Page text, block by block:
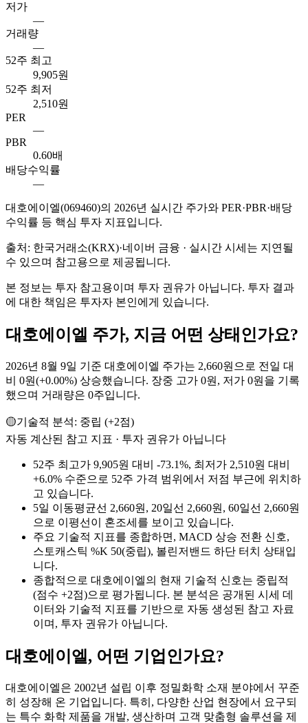
저가
—
거래량
—
52주 최고
9,905원
52주 최저
2,510원
PER
—
PBR
0.60배
배당수익률
—
대호에이엘(069460)의 2026년 실시간 주가와 PER·PBR·배당
수익률 등 핵심 투자 지표입니다.
출처: 한국거래소(KRX)·네이버 금융 · 실시간 시세는 지연될
수 있으며 참고용으로 제공됩니다.
본 정보는 투자 참고용이며 투자 권유가 아닙니다. 투자 결과
에 대한 책임은 투자자 본인에게 있습니다.
대호에이엘 주가, 지금 어떤 상태인가요?
2026년 8월 9일 기준 대호에이엘 주가는 2,660원으로 전일 대
비 0원(+0.00%) 상승했습니다. 장중 고가 0원, 저가 0원을 기록
했으며 거래량은 0주입니다.
🟡기술적 분석: 중립 (+2점)
자동 계산된 참고 지표 · 투자 권유가 아닙니다
52주 최고가 9,905원 대비 -73.1%, 최저가 2,510원 대비
+6.0% 수준으로 52주 가격 범위에서 저점 부근에 위치하
고 있습니다.
5일 이동평균선 2,660원, 20일선 2,660원, 60일선 2,660원
으로 이평선이 혼조세를 보이고 있습니다.
주요 기술적 지표를 종합하면, MACD 상승 전환 신호,
스토캐스틱 %K 50(중립), 볼린저밴드 하단 터치 상태입
니다.
종합적으로 대호에이엘의 현재 기술적 신호는 중립적
(점수 +2점)으로 평가됩니다. 본 분석은 공개된 시세 데
이터와 기술적 지표를 기반으로 자동 생성된 참고 자료
이며, 투자 권유가 아닙니다.
대호에이엘, 어떤 기업인가요?
대호에이엘은 2002년 설립 이후 정밀화학 소재 분야에서 꾸준
히 성장해 온 기업입니다. 특히, 다양한 산업 현장에서 요구되
는 특수 화학 제품을 개발, 생산하며 고객 맞춤형 솔루션을 제